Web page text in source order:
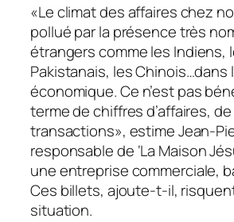
«Le climat des affaires chez
pollué par la présence très
étrangers comme les Indiens,
Pakistanais, les Chinois…dans
économique. Ce n’est pas
terme de chiffres d’affaires,
transactions», estime Jean-
responsable de ‘La Maison
une entreprise commerciale,
Ces billets, ajoute-t-il, risquent
situation.